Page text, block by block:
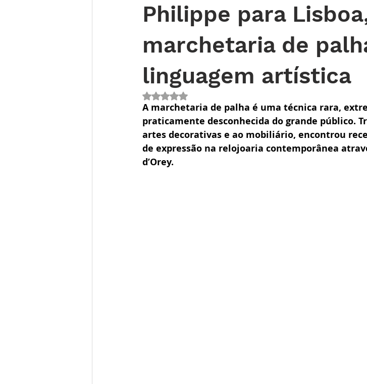
TEMPO FUTURO O Inventário
Philippe para
marchetaria de
linguagem artística
Avaliado com NaN de 5 estrelas.
A marchetaria de palha é uma técnica rara,
praticamente desconhecida do grande público.
artes decorativas e ao mobiliário, encontrou
de expressão na relojoaria contemporânea
d’Orey.